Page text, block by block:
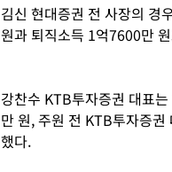
김신 현대증권 전 사장의 경
원과 퇴직소득 1억7600만
강찬수 KTB투자증권 대표
만 원, 주원 전 KTB투자증
했다.